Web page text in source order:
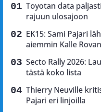
Toyotan data
rajuun ulosajoon
EK15: Sami Pajari
aiemmin Kalle
Secto Rally 2026:
tästä koko lista
Thierry Neuville
Pajari eri linjoilla